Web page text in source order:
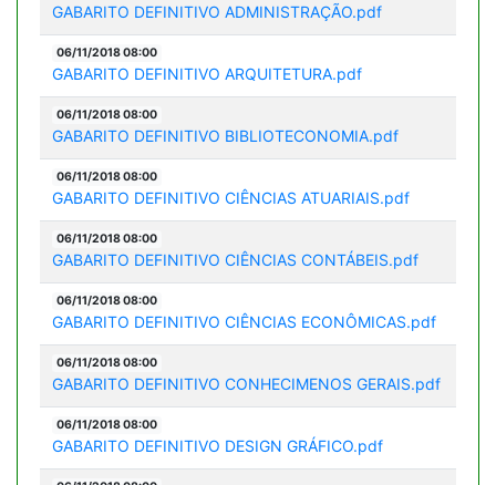
GABARITO DEFINITIVO ADMINISTRAÇÃO.pdf
06/11/2018 08:00
GABARITO DEFINITIVO ARQUITETURA.pdf
06/11/2018 08:00
GABARITO DEFINITIVO BIBLIOTECONOMIA.pdf
06/11/2018 08:00
GABARITO DEFINITIVO CIÊNCIAS ATUARIAIS.pdf
06/11/2018 08:00
GABARITO DEFINITIVO CIÊNCIAS CONTÁBEIS.pdf
06/11/2018 08:00
GABARITO DEFINITIVO CIÊNCIAS ECONÔMICAS.pdf
06/11/2018 08:00
GABARITO DEFINITIVO CONHECIMENOS GERAIS.pdf
06/11/2018 08:00
GABARITO DEFINITIVO DESIGN GRÁFICO.pdf